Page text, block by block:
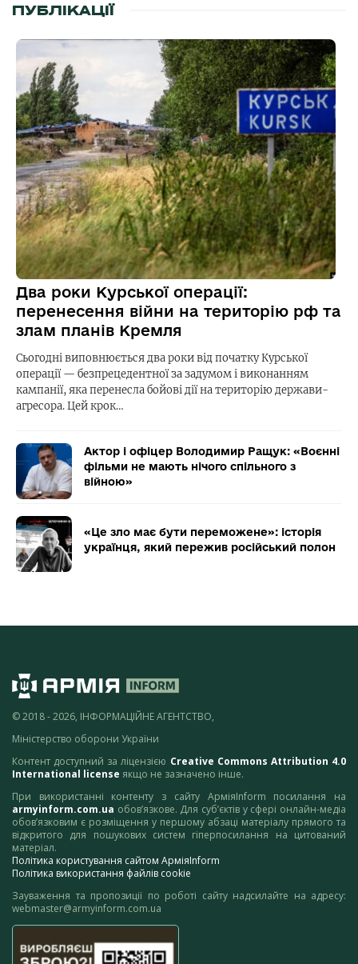
ПУБЛІКАЦІЇ
Два роки Курської операції:
перенесення війни на територію рф та
злам планів Кремля
Сьогодні виповнюється два роки від початку Курської
операції — безпрецедентної за задумом і виконанням
кампанії, яка перенесла бойові дії на територію держави-
агресора. Цей крок…
Актор і офіцер Володимир Ращук: «Воєнні
фільми не мають нічого спільного з
війною»
«Це зло має бути переможене»: історія
українця, який пережив російський полон
© 2018 - 2026, ІНФОРМАЦІЙНЕ АГЕНТСТВО,
Міністерство оборони України
Контент доступний за ліцензією Creative Commons Attribution 4.0
International license якщо не зазначено інше.
При використанні контенту з сайту АрміяInform посилання на
armyinform.com.ua обов’язкове. Для суб’єктів у сфері онлайн-медіа
обов’язковим є розміщення у першому абзаці матеріалу прямого та
відкритого для пошукових систем гіперпосилання на цитований
матеріал.
Політика користування сайтом АрміяInform
Політика використання файлів cookie
Зауваження та пропозиції по роботі сайту надсилайте на адресу:
webmaster@armyinform.com.ua